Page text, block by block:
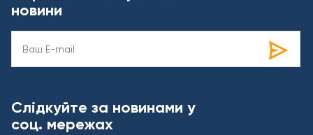
новини
Слідкуйте за новинами у
соц. мережах